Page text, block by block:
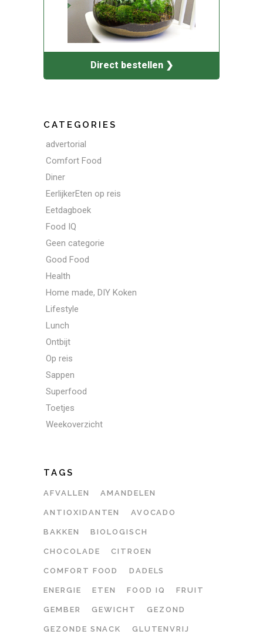
Direct bestellen ❯
CATEGORIES
advertorial
Comfort Food
Diner
EerlijkerEten op reis
Eetdagboek
Food IQ
Geen categorie
Good Food
Health
Home made, DIY Koken
Lifestyle
Lunch
Ontbijt
Op reis
Sappen
Superfood
Toetjes
Weekoverzicht
TAGS
AFVALLEN AMANDELEN
ANTIOXIDANTEN AVOCADO
BAKKEN BIOLOGISCH
CHOCOLADE CITROEN
COMFORT FOOD DADELS
ENERGIE ETEN FOOD IQ FRUIT
GEMBER GEWICHT GEZOND
GEZONDE SNACK GLUTENVRIJ